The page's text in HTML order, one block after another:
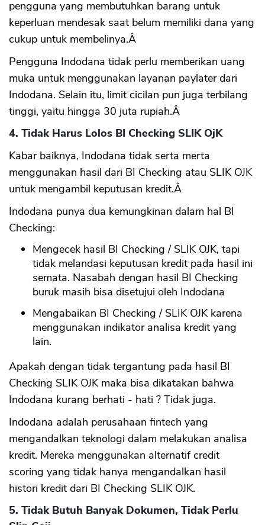
pengguna yang membutuhkan barang untuk
keperluan mendesak saat belum memiliki dana yang
cukup untuk membelinya.Â
Pengguna Indodana tidak perlu memberikan uang
muka untuk menggunakan layanan paylater dari
Indodana. Selain itu, limit cicilan pun juga terbilang
tinggi, yaitu hingga 30 juta rupiah.Â
4. Tidak Harus Lolos BI Checking SLIK OjK
Kabar baiknya, Indodana tidak serta merta
menggunakan hasil dari BI Checking atau SLIK OJK
untuk mengambil keputusan kredit.Â
Indodana punya dua kemungkinan dalam hal BI
Checking:
Mengecek hasil BI Checking / SLIK OJK, tapi
tidak melandasi keputusan kredit pada hasil ini
semata. Nasabah dengan hasil BI Checking
buruk masih bisa disetujui oleh Indodana
Mengabaikan BI Checking / SLIK OJK karena
menggunakan indikator analisa kredit yang
lain.
Apakah dengan tidak tergantung pada hasil BI
Checking SLIK OJK maka bisa dikatakan bahwa
Indodana kurang berhati - hati ? Tidak juga.
Indodana adalah perusahaan fintech yang
mengandalkan teknologi dalam melakukan analisa
kredit. Mereka menggunakan alternatif credit
scoring yang tidak hanya mengandalkan hasil
histori kredit dari BI Checking SLIK OJK.
5. Tidak Butuh Banyak Dokumen, Tidak Perlu